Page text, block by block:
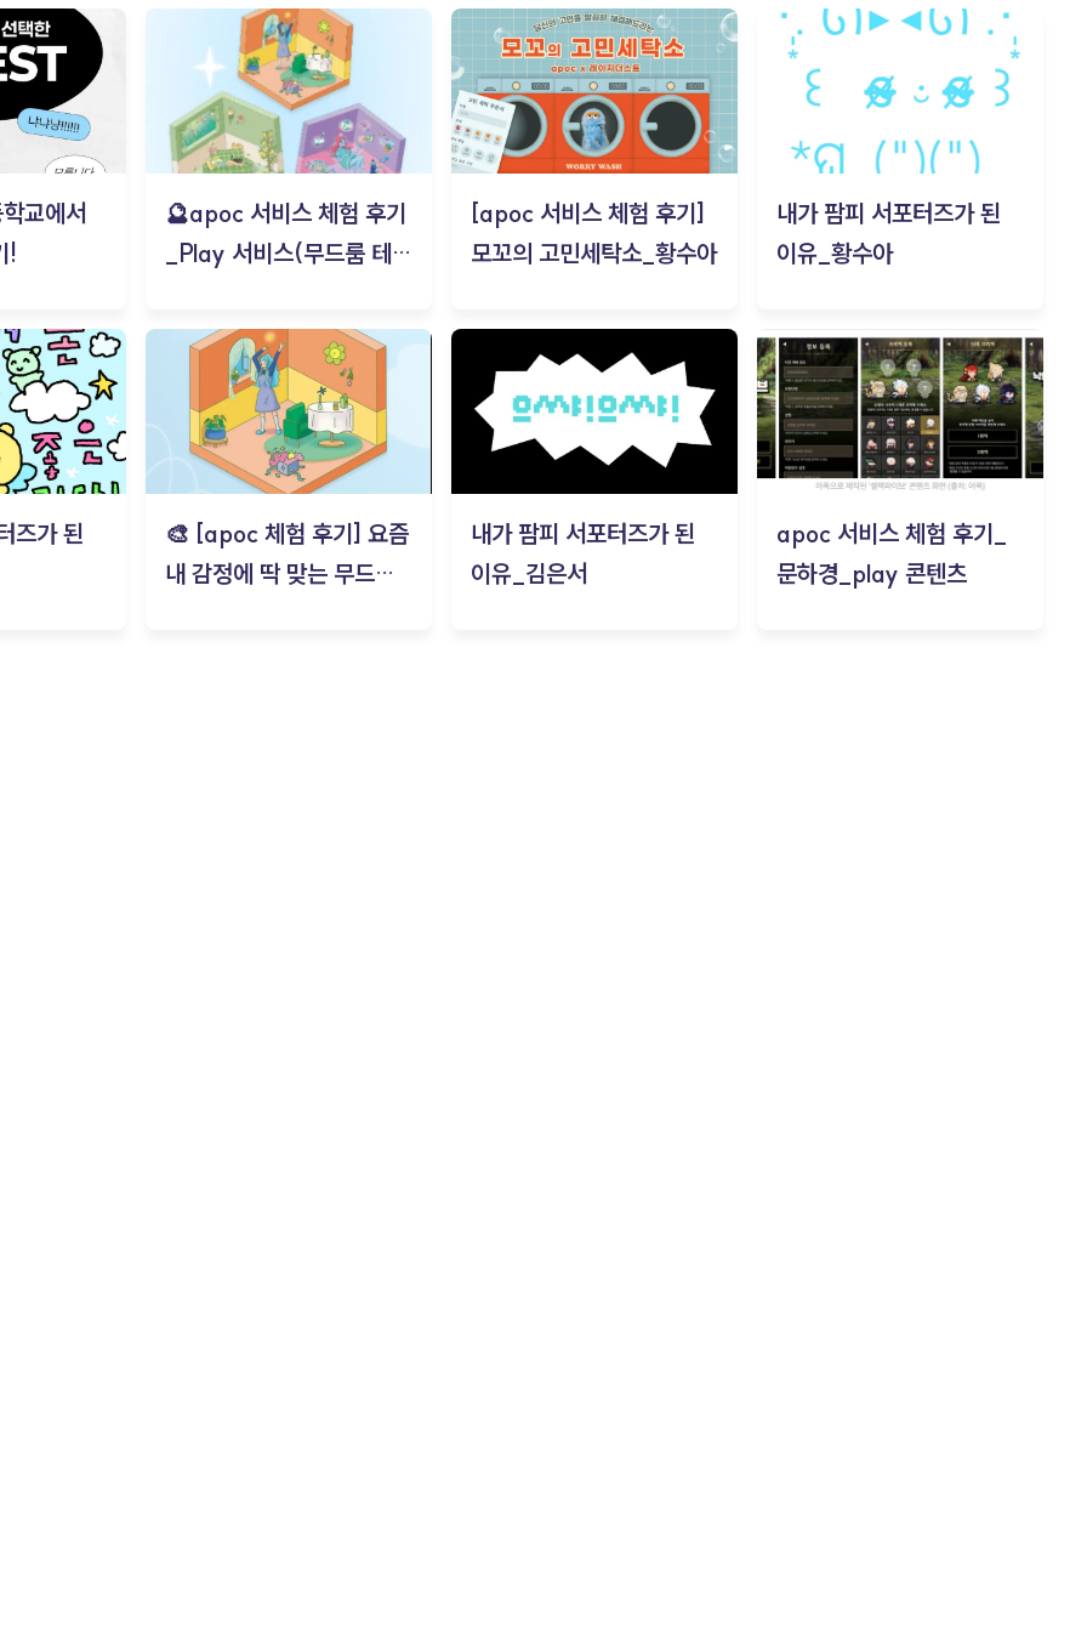
교에서
!
🔮apoc 서비스 체험 후기
_Play 서비스(무드룸 테스
[apoc 서비스 체험 후기]
모꼬의 고민세탁소_황수아
내가 팜피 서포터즈가 된
이유_황수아
즈가 된
🎨 [apoc 체험 후기] 요즘
내 감정에 딱 맞는 무드룸
내가 팜피 서포터즈가 된
이유_김은서
apoc 서비스 체험 후기_
문하경_play 콘텐츠